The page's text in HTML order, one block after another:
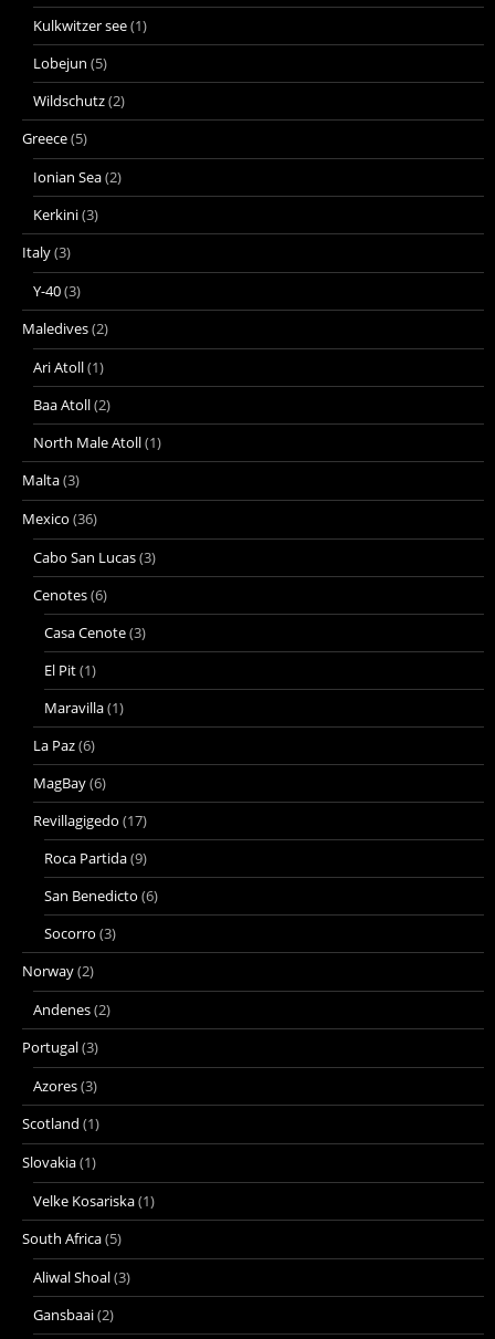
Kulkwitzer see(1)
Lobejun (5)
Wildschutz(2)
Greece(5)
Ionian Sea(2)
Kerkini(3)
Italy(3)
Y-40(3)
Maledives(2)
Ari Atoll(1)
Baa Atoll(2)
North Male Atoll(1)
Malta(3)
Mexico (36)
Cabo San Lucas(3)
Cenotes(6)
Casa Cenote(3)
El Pit(1)
Maravilla(1)
La Paz(6)
MagBay(6)
Revillagigedo (17)
Roca Partida(9)
San Benedicto (6)
Socorro (3)
Norway(2)
Andenes(2)
Portugal(3)
Azores(3)
Scotland (1)
Slovakia(1)
Velke Kosariska(1)
South Africa(5)
Aliwal Shoal(3)
Gansbaai(2)